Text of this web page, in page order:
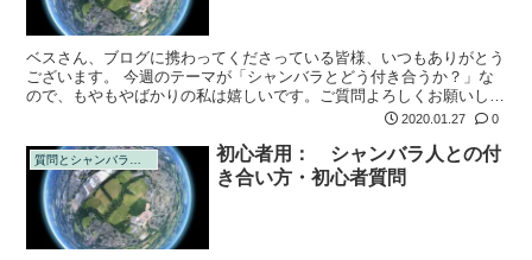
ベスさん、ブログに携わってくださっている皆様、いつもありがとう
ございます。 今週のテーマが「シャンバラとどう付き合うか？」な
ので、もやもやばかりの私は嬉しいです。ご質問よろしくお願いしま
す( ⁎ᵕᴗᵕ⁎ ) ボディガードさんや、医療班さんや、先生と会話するの
2020.01.27 0
質問とシャンバラの回答
初心者用： シャンバラ人との付
き合い方・初心者質問